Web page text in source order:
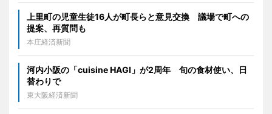
上里町の児童生徒16人が町長らと意見交換 議場で町への
提案、再質問も
本庄経済新聞
河内小阪の「cuisine HAGI」が2周年 旬の食材使い、日
替わりで
東大阪経済新聞